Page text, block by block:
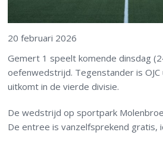
20 februari 2026
Gemert 1 speelt komende dinsdag
oefenwedstrijd. Tegenstander is
uitkomt in de vierde divisie.
De wedstrijd op sportpark
De entree is vanzelfsprekend gratis,